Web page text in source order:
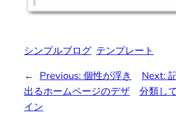
シンプルブログ テンプレート
← Previous: 個性が浮き
出るホームページのデザ
イン
Next:
分類し